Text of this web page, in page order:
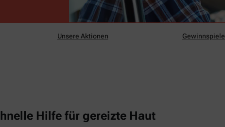
Unsere Aktionen Gewinnspiele
Hilfe für gereizte Haut